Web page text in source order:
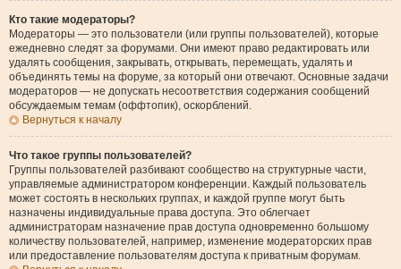
Кто такие модераторы?
Модераторы — это пользователи (или группы пользователей), которые
ежедневно следят за форумами. Они имеют право редактировать или
удалять сообщения, закрывать, открывать, перемещать, удалять и
объединять темы на форуме, за который они отвечают. Основные задачи
модераторов — не допускать несоответствия содержания сообщений
обсуждаемым темам (оффтопик), оскорблений.
Вернуться к началу
Что такое группы пользователей?
Группы пользователей разбивают сообщество на структурные части,
управляемые администратором конференции. Каждый пользователь
может состоять в нескольких группах, и каждой группе могут быть
назначены индивидуальные права доступа. Это облегчает
администраторам назначение прав доступа одновременно большому
количеству пользователей, например, изменение модераторских прав
или предоставление пользователям доступа к приватным форумам.